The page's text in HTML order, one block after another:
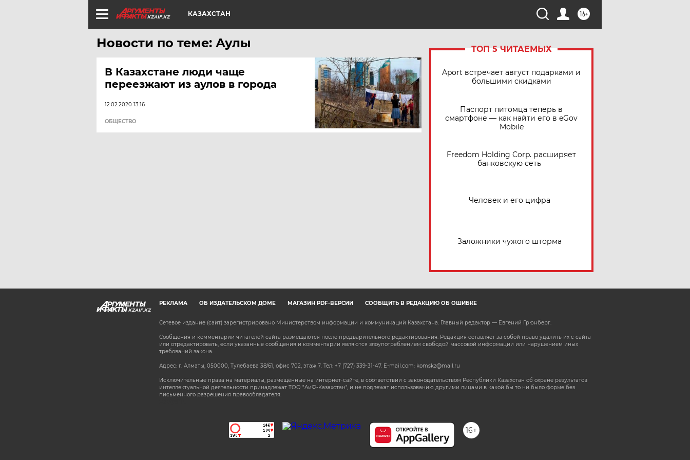
KZAIF.KZ 16+
КАЗАХСТАН
Новости по теме: Аулы
В Казахстане люди чаще
переезжают из аулов в города
12.02.2020 13:16
ОБЩЕСТВО
ТОП 5 ЧИТАЕМЫХ
Aport встречает август подарками и
большими скидками
Паспорт питомца теперь в
смартфоне — как найти его в eGov
Mobile
Freedom Holding Corp. расширяет
банковскую сеть
Человек и его цифра
Заложники чужого шторма
KZAIF.KZ
РЕКЛАМА ОБ ИЗДАТЕЛЬСКОМ ДОМЕ МАГАЗИН PDF-ВЕРСИЙ СООБЩИТЬ В РЕДАКЦИЮ ОБ ОШИБКЕ
Сетевое издание (сайт) зарегистрировано Министерством информации и коммуникаций Казахстана. Главный редактор — Евгений Грюнберг.
Сообщения и комментарии читателей сайта размещаются после предварительного редактирования. Редакция оставляет за собой право удалить их с сайта
или отредактировать, если указанные сообщения и комментарии являются злоупотреблением свободой массовой информации или нарушением иных
требований закона.
Адрес: г. Алматы, 050000, Тулебаева 38/61, офис 702, этаж 7. Тел: +7 (727) 339-31-47. E-mail.com: komskz@mail.ru
Исключительные права на материалы, размещённые на интернет-сайте, в соответствии с законодательством Республики Казахстан об охране результатов
интеллектуальной деятельности принадлежат ТОО "АиФ-Казахстан", и не подлежат использованию другими лицами в какой бы то ни было форме без
письменного разрешения правообладателя.
16+